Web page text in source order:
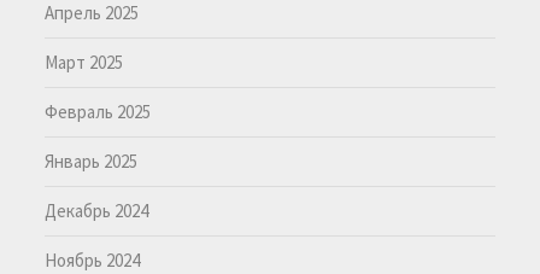
Апрель 2025
Март 2025
Февраль 2025
Январь 2025
Декабрь 2024
Ноябрь 2024